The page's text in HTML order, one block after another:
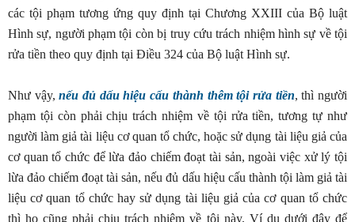
các tội phạm tương ứng quy định tại Chương XXIII của Bộ luật
Hình sự, người phạm tội còn bị truy cứu trách nhiệm hình sự về tội
rửa tiền theo quy định tại Điều 324 của Bộ luật Hình sự.
Như vậy,nếu đủ dấu hiệu cấu thành thêm tội rửa tiền, thì người
phạm tội còn phải chịu trách nhiệm về tội rửa tiền, tương tự như
người làm giả tài liệu cơ quan tổ chức, hoặc sử dụng tài liệu giả của
cơ quan tổ chức để lừa đảo chiếm đoạt tài sản, ngoài việc xử lý tội
lừa đảo chiếm đoạt tài sản, nếu đủ dấu hiệu cấu thành tội làm giả tài
liệu cơ quan tổ chức hay sử dụng tài liệu giả của cơ quan tổ chức
thì họ cũng phải chịu trách nhiệm về tội này. Ví dụ dưới đây để